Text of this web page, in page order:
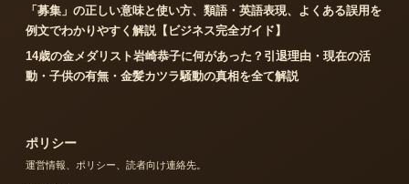
「募集」の正しい意味と使い方、類語・英語表現、よくある誤用を
例文でわかりやすく解説【ビジネス完全ガイド】
14歳の金メダリスト岩崎恭子に何があった？引退理由・現在の活
動・子供の有無・金髪カツラ騒動の真相を全て解説
ポリシー
運営情報、ポリシー、読者向け連絡先。